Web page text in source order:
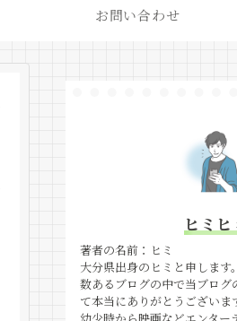
お問い合わせ
ヒミヒ
著者の名前：ヒミ
大分県出身のヒミと申します。
数あるブログの中で当ブログ
て本当にありがとうございま